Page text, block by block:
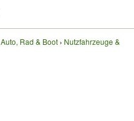
Auto, Rad & Boot Nutzfahrzeuge &